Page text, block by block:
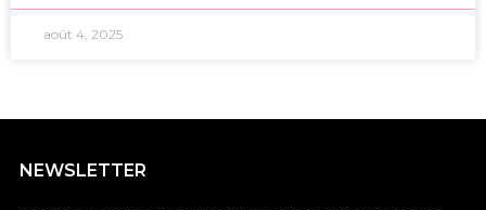
août 4, 2025
NEWSLETTER